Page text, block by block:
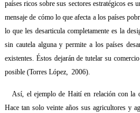
países ricos sobre sus sectores estratégicos es
mensaje de cómo lo que afecta a los países
lo que les desarticula completamente es la
sin cautela alguna y permite a los países
existentes. Éstos dejarán de tutelar su comercio
posible (Torres López,
2006).
Así, el ejemplo de Haití en relación con la
Hace tan solo veinte años sus agricultores y